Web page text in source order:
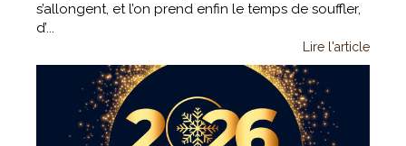
s’allongent, et l’on prend enfin le temps de souffler,
d’...
Lire l'article